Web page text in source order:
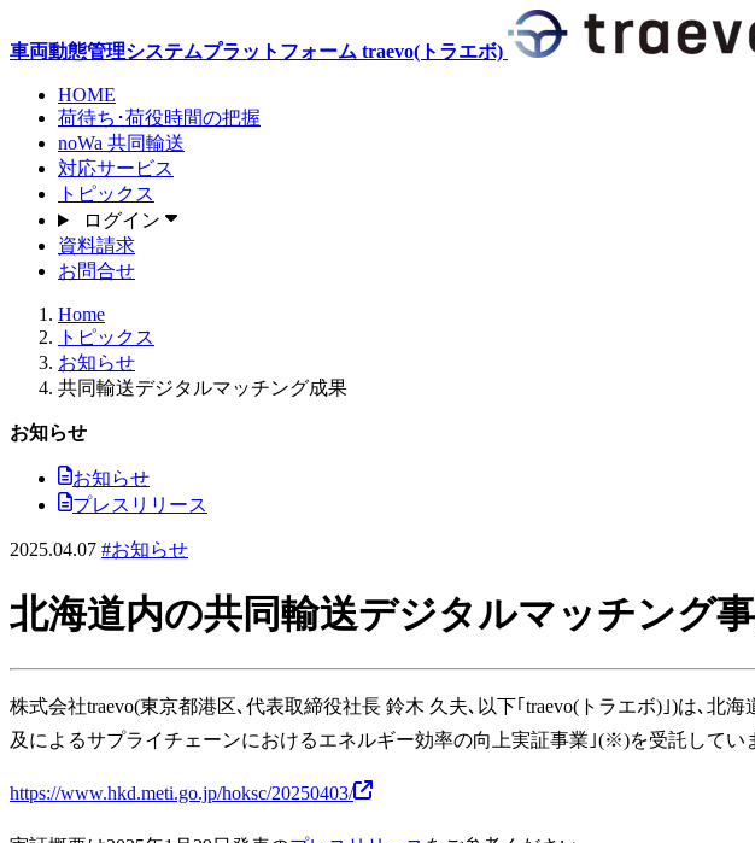
車両動態管理システムプラットフォーム traevo(トラエボ)
HOME
荷待ち･荷役時間の把握
noWa 共同輸送
対応サービス
トピックス
ログイン
資料請求
お問合せ
Home
トピックス
お知らせ
共同輸送デジタルマッチング成果
お知らせ
お知らせ
プレスリリース
2025.04.07 #お知らせ
北海道内の共同輸送デジタルマッチング
株式会社traevo(東京都港区､代表取締役社長 鈴木 久夫､以下｢traevo(トラエボ)｣)は､
及によるサプライチェーンにおけるエネルギー効率の向上実証事業｣(※)を受託して
https://www.hkd.meti.go.jp/hoksc/20250403/